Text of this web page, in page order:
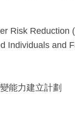
Risk Reduction
Individuals and
能力建立計劃